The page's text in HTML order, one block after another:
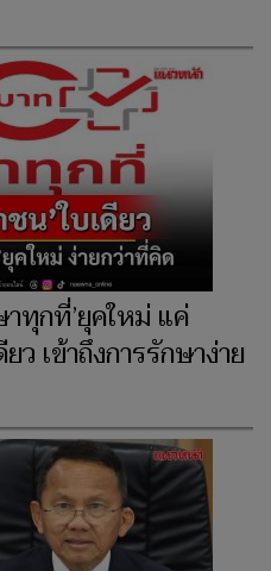
ทุกที่’ยุคใหม่ แค่
ว เข้าถึงการรักษาง่าย